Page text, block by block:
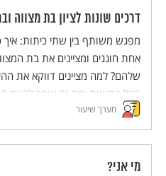
דרכים שונות לציון בת מצווה
מפגש משותף בין שתי כיתות: איך
אחת חוגגים ומציינים את בת
שלהם? למה מציינים דווקא את
בגיל המצוות ומה זה אומר להיות
מצווה בימינו ובעבר?
מערך שיעור
מי אני?